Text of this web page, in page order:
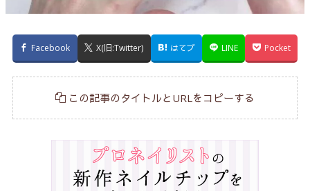
Facebook X(旧:Twitter) はてブ LINE Pocket
この記事のタイトルとURLをコピーする